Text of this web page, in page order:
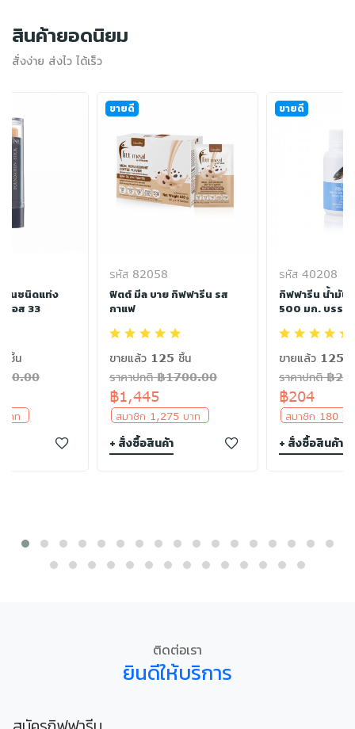
สินค้ายอดนิยม
สั่งง่าย ส่งไว ได้เร็ว
พื้นชนิดแท่ง
เอส 33
ชิ้น
าท
ขายดี
รหัส 82058
ฟิตต์ มีล บาย กิฟฟารีน รส
กาแฟ
ขายแล้ว 125 ชิ้น
ราคาปกติ ฿1700.00
฿1,445
สมาชิก 1,275 บาท
+ สั่งซื้อสินค้า
ขายดี
รหัส 40208
กิฟฟารีน น้ำมัน
500 มก. บรรจุ
ขายแล้ว 125
ราคาปกติ ฿
฿204
สมาชิก 180
+ สั่งซื้อสินค้า
ติดต่อเรา
ยินดีให้บริการ
สมัครกิฟฟารีน